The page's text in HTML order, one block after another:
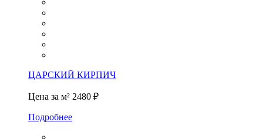
ЦАРСКИЙ КИРПИЧ
Цена за м² 2480 ₽
Подробнее